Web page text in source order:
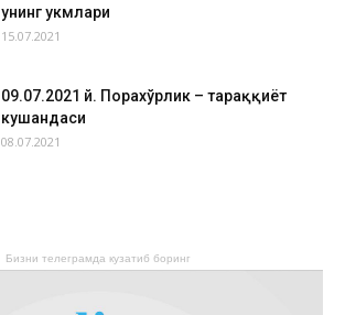
унинг ҳукмлари
15.07.2021
09.07.2021 й. Порахўрлик – тараққиёт
кушандаси
08.07.2021
Бизни телеграмда кузатиб боринг